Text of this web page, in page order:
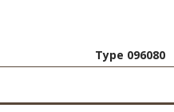
Type 096080